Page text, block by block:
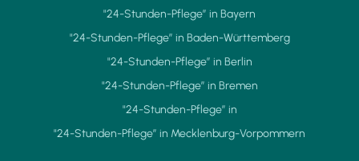
"24-Stunden-Pflege” in Bayern
"24-Stunden-Pflege” in Baden-Württemberg
"24-Stunden-Pflege” in Berlin
"24-Stunden-Pflege” in Bremen
"24-Stunden-Pflege” in
"24-Stunden-Pflege” in Mecklenburg-Vorpommern